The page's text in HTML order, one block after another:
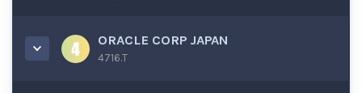
ORACLE CORP JAPAN
4716.T